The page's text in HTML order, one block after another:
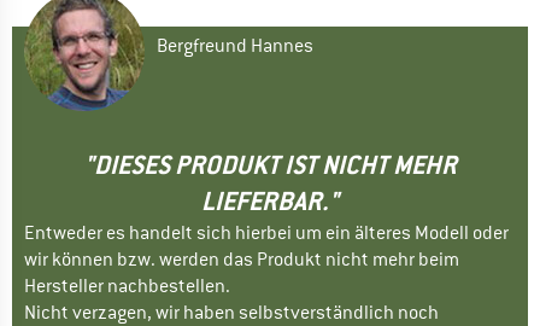
Bergfreund Hannes
"DIESES PRODUKT IST NICHT MEHR
LIEFERBAR."
Entweder es handelt sich hierbei um ein älteres Modell oder
wir können bzw. werden das Produkt nicht mehr beim
Hersteller nachbestellen.
Nicht verzagen, wir haben selbstverständlich noch